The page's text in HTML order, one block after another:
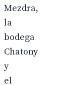
Mezdra,
la
bodega
Chatony
y
el